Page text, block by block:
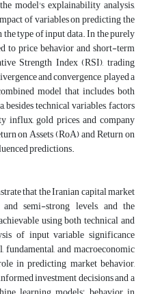
model's explainability analysis,
of variables on predicting the
type of input data. In the purely
to price behavior and short-term
Strength Index (RSI), trading
and convergence, played a
model that includes both
besides technical variables, factors
influx, gold prices, and company
on Assets (RoA) and Return on
predictions.
that the Iranian capital market
semi-strong levels, and the
using both technical and
of input variable significance
and macroeconomic
in predicting market behavior,
investment decisions and a